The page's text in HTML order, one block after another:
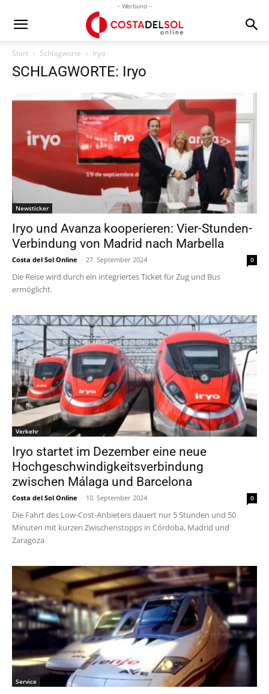
- Werbung -
Start Schlagworte Iryo
SCHLAGWORTE: Iryo
Newsticker
Iryo und Avanza kooperieren: Vier-Stunden-
Verbindung von Madrid nach Marbella
Costa del Sol Online - 27. September 2024 0
Die Reise wird durch ein integriertes Ticket für Zug und Bus
ermöglicht.
Verkehr
Iryo startet im Dezember eine neue
Hochgeschwindigkeitsverbindung
zwischen Málaga und Barcelona
Costa del Sol Online - 10. September 2024 0
Die Fahrt des Low-Cost-Anbieters dauert nur 5 Stunden und 50
Minuten mit kurzen Zwischenstopps in Córdoba, Madrid und
Zaragoza
Service